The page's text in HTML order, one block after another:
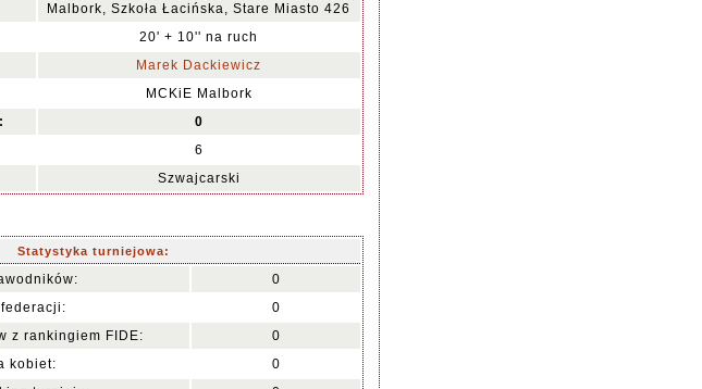
Malbork, Szkoła Łacińska, Stare Miasto 426
20' + 10'' na ruch
Marek Dackiewicz
MCKiE Malbork
0
6
Szwajcarski
Statystyka turniejowa:
0
0
z rankingiem FIDE:
0
kobiet:
0